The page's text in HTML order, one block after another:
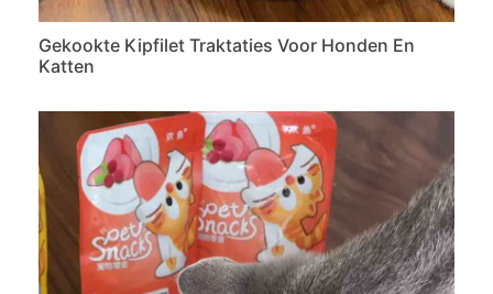
Gekookte Kipfilet Traktaties Voor Honden En
Katten